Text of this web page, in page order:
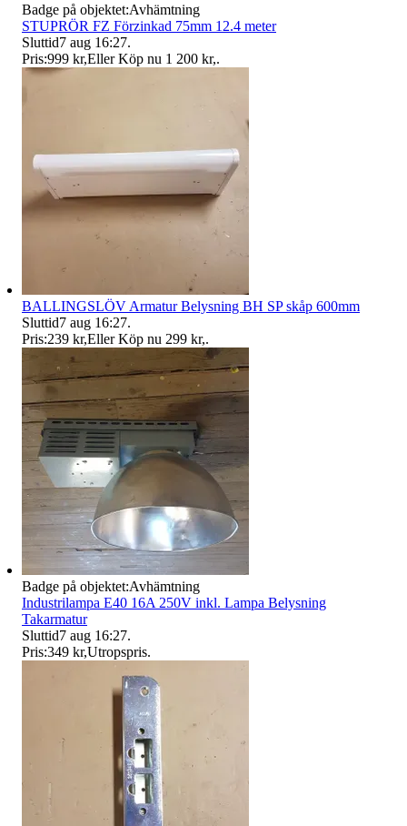
Badge på objektet:Avhämtning
STUPRÖR FZ Förzinkad 75mm 12.4 meter
Sluttid7 aug 16:27.
Pris:999 kr,Eller Köp nu 1 200 kr,.
BALLINGSLÖV Armatur Belysning BH SP skåp 600mm
Sluttid7 aug 16:27.
Pris:239 kr,Eller Köp nu 299 kr,.
Badge på objektet:Avhämtning
Industrilampa E40 16A 250V inkl. Lampa Belysning
Takarmatur
Sluttid7 aug 16:27.
Pris:349 kr,Utropspris.